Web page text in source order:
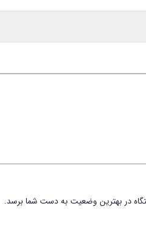
در بهترین وضعیت به دست شما برسد.